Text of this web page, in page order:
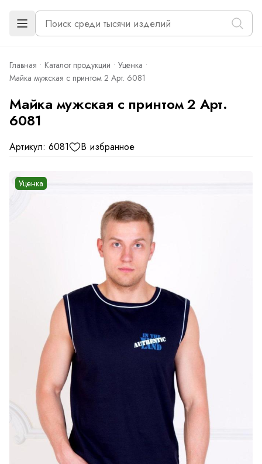
Главная Каталог продукции
Уценка
Майка мужская с принтом 2 Арт. 6081
Майка мужская с принтом 2 Арт.
6081
Артикул: 6081 В избранное
Уценка